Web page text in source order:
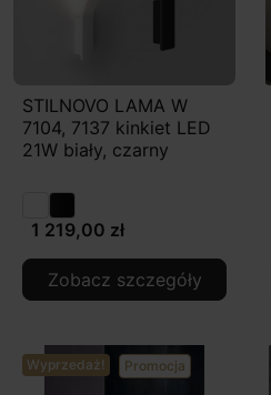
STILNOVO LAMA W
7104, 7137 kinkiet LED
21W biały, czarny
1 219,00 zł
Zobacz szczegóły
Wyprzedaż! Promocja